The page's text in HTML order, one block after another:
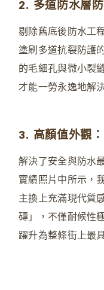
2. 多道防水層
剔除舊底後防水工
塗刷多道抗裂防護
的毛細孔與微小裂
才能一勞永逸地解
3. 高顏值外觀
解決了安全與防水
實績照片中所示，
主換上充滿現代質
磚」，不僅耐候性
躍升為整條街上最